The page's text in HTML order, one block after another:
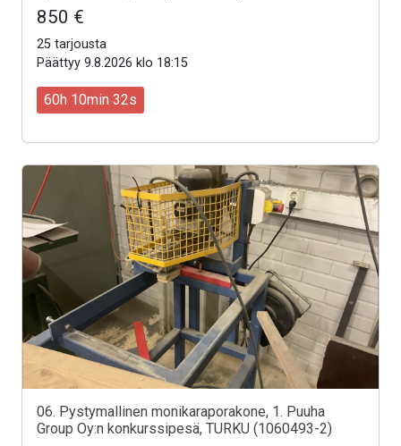
850 €
25 tarjousta
Päättyy 9.8.2026 klo 18:15
60h 10min 30s
06. Pystymallinen monikaraporakone, 1. Puuha
Group Oy:n konkurssipesä, TURKU (1060493-2)